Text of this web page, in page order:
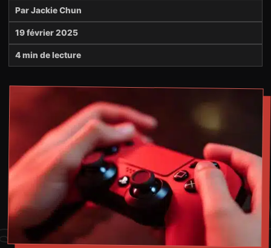
ParJackie Chun
19 février 2025
4 min de lecture